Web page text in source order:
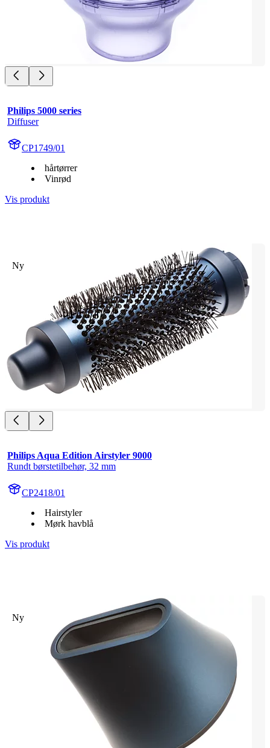
Philips 5000 series
Diffuser
CP1749/01
hårtørrer
Vinrød
Vis produkt
Ny
Philips Aqua Edition Airstyler 9000
Rundt børstetilbehør, 32 mm
CP2418/01
Hairstyler
Mørk havblå
Vis produkt
Ny